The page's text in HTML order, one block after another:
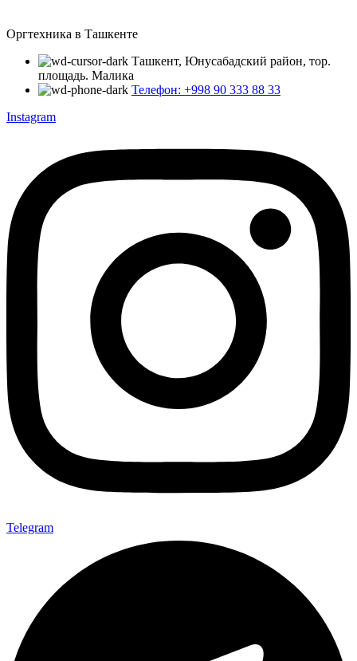
Оргтехника в Ташкенте
Ташкент, Юнусабадский район, тор.
площадь. Малика
Телефон: +998 90 333 88 33
Instagram
Telegram